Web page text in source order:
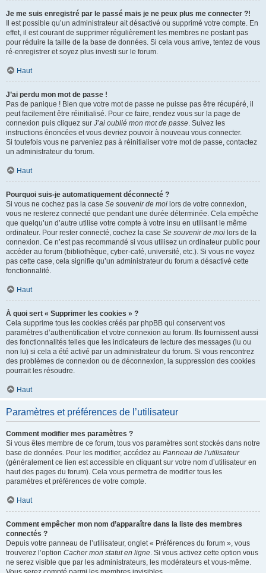
Je me suis enregistré par le passé mais je ne peux plus me connecter ?!
Il est possible qu’un administrateur ait désactivé ou supprimé votre compte. En
effet, il est courant de supprimer régulièrement les membres ne postant pas
pour réduire la taille de la base de données. Si cela vous arrive, tentez de vous
ré-enregistrer et soyez plus investi sur le forum.
Haut
J’ai perdu mon mot de passe !
Pas de panique ! Bien que votre mot de passe ne puisse pas être récupéré, il
peut facilement être réinitialisé. Pour ce faire, rendez vous sur la page de
connexion puis cliquez sur J’ai oublié mon mot de passe. Suivez les
instructions énoncées et vous devriez pouvoir à nouveau vous connecter.
Si toutefois vous ne parveniez pas à réinitialiser votre mot de passe, contactez
un administrateur du forum.
Haut
Pourquoi suis-je automatiquement déconnecté ?
Si vous ne cochez pas la case Se souvenir de moi lors de votre connexion,
vous ne resterez connecté que pendant une durée déterminée. Cela empêche
que quelqu’un d’autre utilise votre compte à votre insu en utilisant le même
ordinateur. Pour rester connecté, cochez la case Se souvenir de moi lors de la
connexion. Ce n’est pas recommandé si vous utilisez un ordinateur public pour
accéder au forum (bibliothèque, cyber-café, université, etc.). Si vous ne voyez
pas cette case, cela signifie qu’un administrateur du forum a désactivé cette
fonctionnalité.
Haut
À quoi sert « Supprimer les cookies » ?
Cela supprime tous les cookies créés par phpBB qui conservent vos
paramètres d’authentification et votre connexion au forum. Ils fournissent aussi
des fonctionnalités telles que les indicateurs de lecture des messages (lu ou
non lu) si cela a été activé par un administrateur du forum. Si vous rencontrez
des problèmes de connexion ou de déconnexion, la suppression des cookies
pourrait les résoudre.
Haut
Paramètres et préférences de l’utilisateur
Comment modifier mes paramètres ?
Si vous êtes membre de ce forum, tous vos paramètres sont stockés dans notre
base de données. Pour les modifier, accédez au Panneau de l’utilisateur
(généralement ce lien est accessible en cliquant sur votre nom d’utilisateur en
haut des pages du forum). Cela vous permettra de modifier tous les
paramètres et préférences de votre compte.
Haut
Comment empêcher mon nom d’apparaître dans la liste des membres
connectés ?
Depuis votre panneau de l’utilisateur, onglet « Préférences du forum », vous
trouverez l’option Cacher mon statut en ligne. Si vous activez cette option vous
ne serez visible que par les administrateurs, les modérateurs et vous-même.